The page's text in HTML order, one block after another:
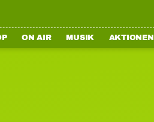
ON AIR MUSIK AKTIONEN